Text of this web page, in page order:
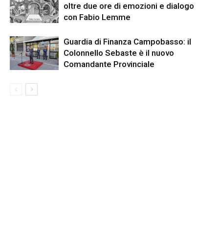
oltre due ore di emozioni e dialogo
con Fabio Lemme
Guardia di Finanza Campobasso: il
Colonnello Sebaste è il nuovo
Comandante Provinciale